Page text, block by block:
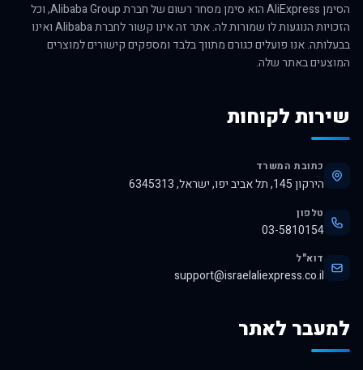
הסימן AliExpress הוא סימן מסחר רשום של חברת Alibaba Group, וכל
הזכויות הנוגעות לו שמורות לה. אתר זה אינו קשור לחברת Alibaba ואינו
בבעלותה. אנו פועלים כגורם מתווך בלבד ומספקים קישורים למוצרים
המוצעים באתר שלה.
שירות לקוחות
כתובת המשרד
הירקון 145, תל אביב יפו, ישראל, 6345313
טלפון
03-5810154
דוא"ל
support@israelaliexpress.co.il
למעבר לאתר
לרכישה באלי אקספרס